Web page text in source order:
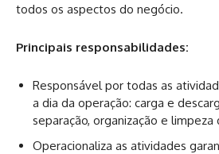
todos os aspectos do negócio.
Principais responsabilidades:
Responsável por todas as
a dia da operação: carga e
separação, organização e limpeza
Operacionaliza as atividades